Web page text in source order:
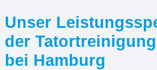
Unser
der
bei Hamburg